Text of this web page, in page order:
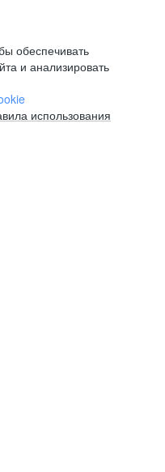
обеспечивать
и анализировать
использования